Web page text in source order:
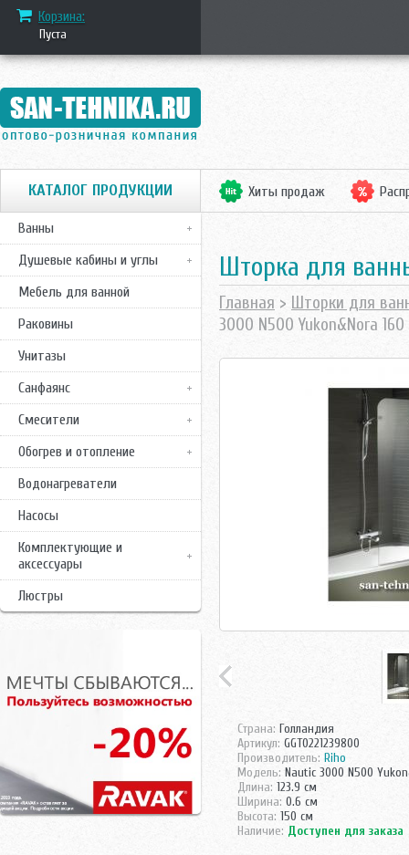
Корзина:
Пуста
КАТАЛОГ ПРОДУКЦИИ
Ванны
Душевые кабины и углы
Мебель для ванной
Раковины
Унитазы
Санфаянс
Смесители
Обогрев и отопление
Водонагреватели
Насосы
Комплектующие и
аксессуары
Люстры
Хиты продаж
Шторка для
Главная > Шторки для
3000 N500 Yukon&Nora 160
Страна: Голландия
Артикул: GGT0221239800
Производитель: Riho
Модель: Nautic 3000 N500
Длина: 123.9 см
Ширина: 0.6 см
Высота: 150 см
Наличие: Доступен для заказа